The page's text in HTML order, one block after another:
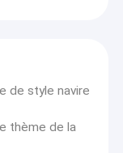
de style navire
thème de la